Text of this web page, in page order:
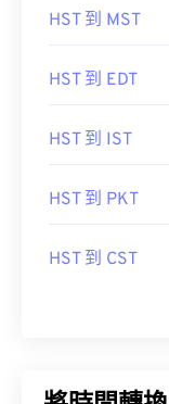
HST 到 MST
HST 到 EDT
HST 到 IST
HST 到 PKT
HST 到 CST